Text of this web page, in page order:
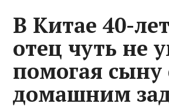
В Китае 40-
отец чуть не
помогая сыну
домашним